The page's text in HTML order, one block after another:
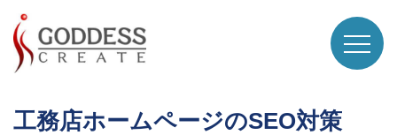
工務店ホームページのSEO対策